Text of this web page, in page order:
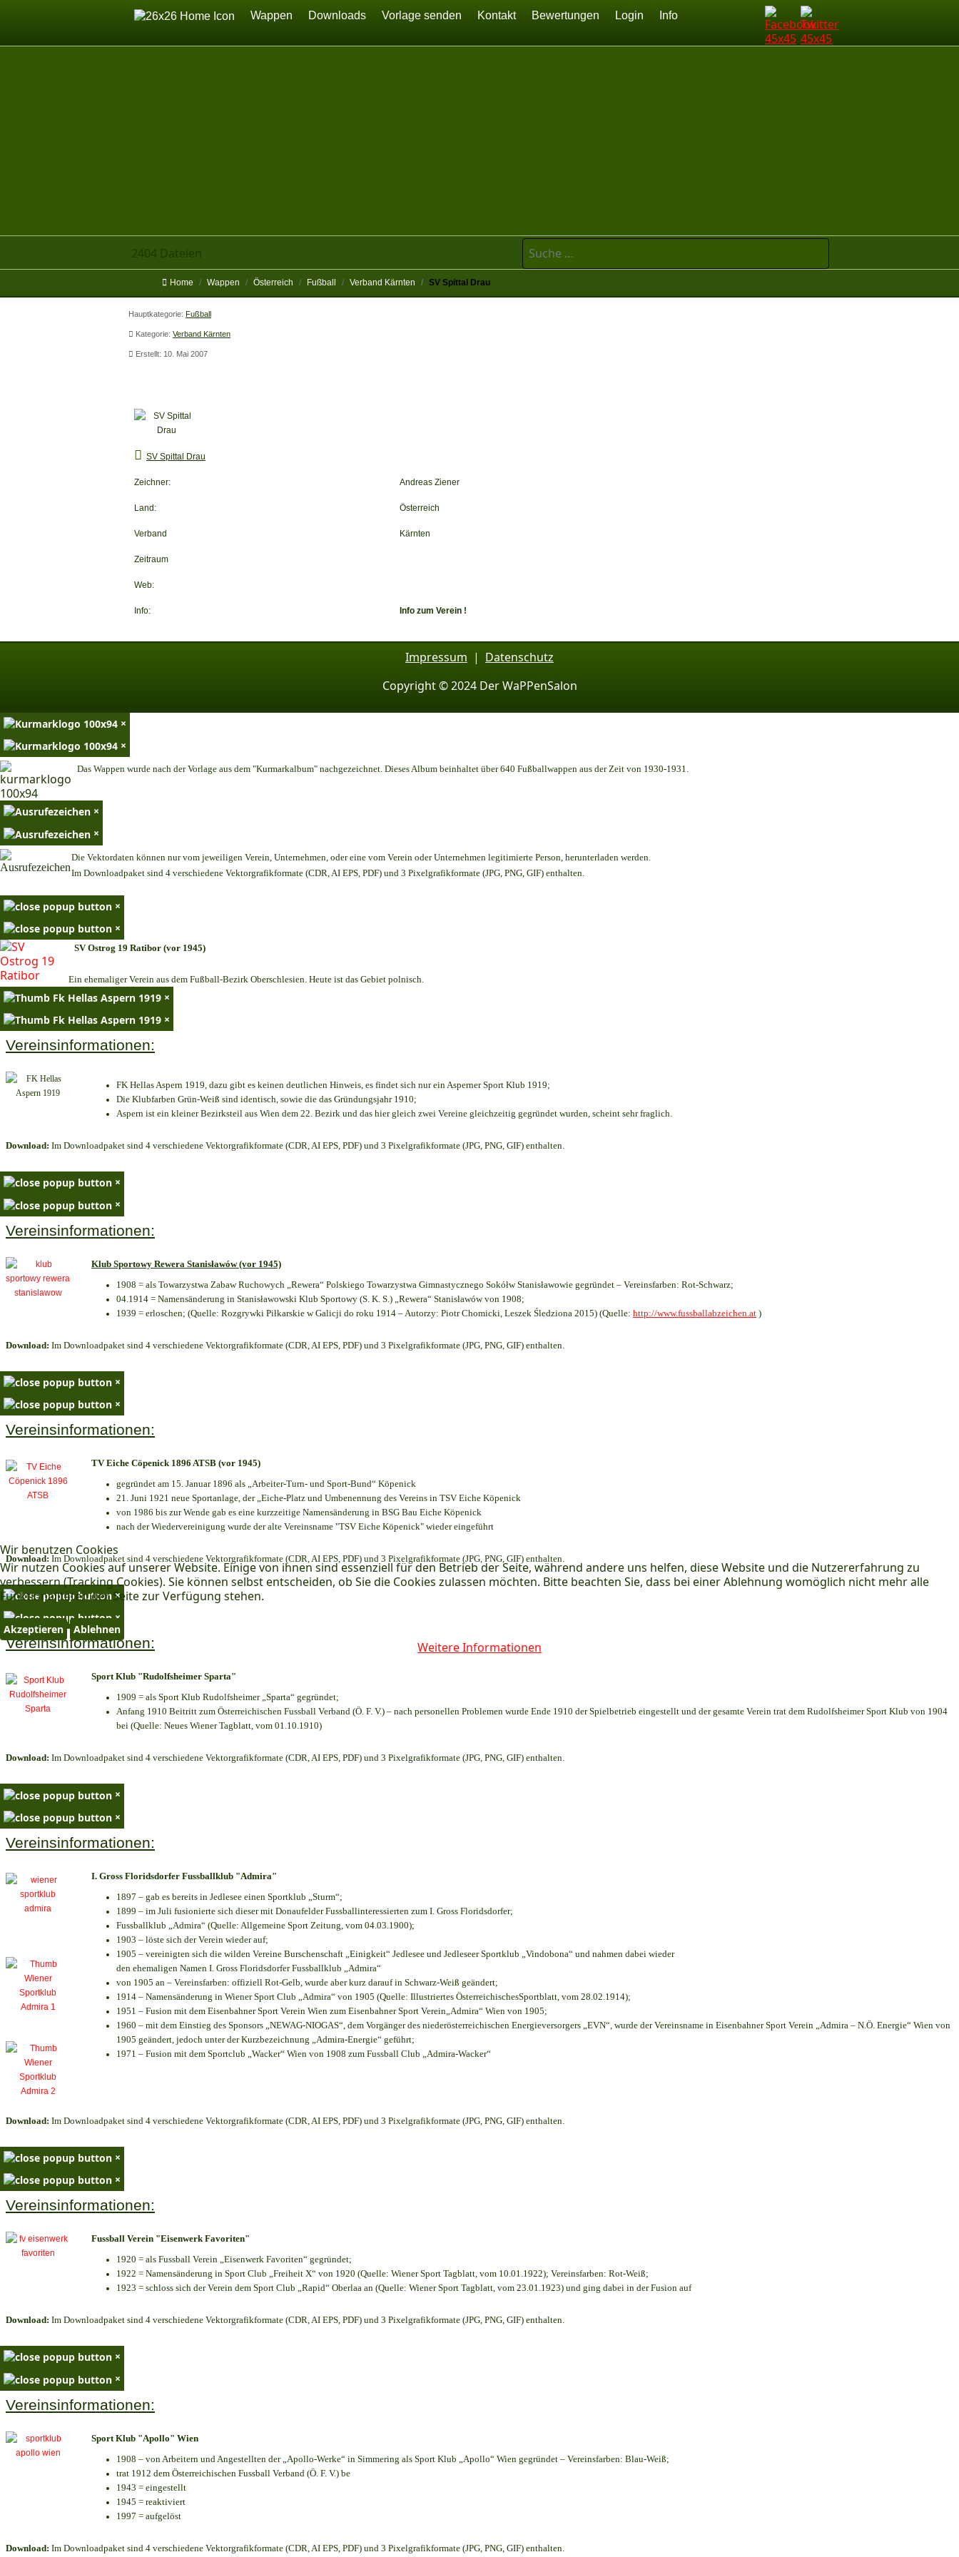
Home
Wappen Downloads Vorlage senden Kontakt Bewertungen Login Info
2404 Dateien
Suchen
Home Wappen Österreich Fußball Verband Kärnten SV Spittal Drau
Hauptkategorie: Fußball
Kategorie: Verband Kärnten
Erstellt: 10. Mai 2007
SV Spittal Drau
Zeichner: Andreas Ziener
Land: Österreich
Verband Kärnten
Zeitraum
Web:
Info: Info zum Verein !
Impressum | Datenschutz
Copyright © 2024 Der WaPPenSalon
Wir benutzen Cookies
Wir nutzen Cookies auf unserer Website. Einige von ihnen sind essenziell für den Betrieb der Seite, während andere uns helfen, diese Website und die Nutzererfahrung zu
verbessern (Tracking Cookies). Sie können selbst entscheiden, ob Sie die Cookies zulassen möchten. Bitte beachten Sie, dass bei einer Ablehnung womöglich nicht mehr alle
Funktionalitäten der Seite zur Verfügung stehen.
Akzeptieren Ablehnen
Weitere Informationen
×
×
Das Wappen wurde nach der Vorlage aus dem "Kurmarkalbum" nachgezeichnet. Dieses Album beinhaltet über 640 Fußballwappen aus der Zeit von 1930-1931.
×
×
Die Vektordaten können nur vom jeweiligen Verein, Unternehmen, oder eine vom Verein oder Unternehmen legitimierte Person, herunterladen werden.
Im Downloadpaket sind 4 verschiedene Vektorgrafikformate (CDR, AI EPS, PDF) und 3 Pixelgrafikformate (JPG, PNG, GIF) enthalten.
×
×
SV Ostrog 19 Ratibor (vor 1945)
Ein ehemaliger Verein aus dem Fußball-Bezirk Oberschlesien. Heute ist das Gebiet polnisch.
×
×
Vereinsinformationen:
FK Hellas Aspern 1919, dazu gibt es keinen deutlichen Hinweis, es findet sich nur ein Asperner Sport Klub 1919;
Die Klubfarben Grün-Weiß sind identisch, sowie die das Gründungsjahr 1910;
Aspern ist ein kleiner Bezirksteil aus Wien dem 22. Bezirk und das hier gleich zwei Vereine gleichzeitig gegründet wurden, scheint sehr fraglich.
Download: Im Downloadpaket sind 4 verschiedene Vektorgrafikformate (CDR, AI EPS, PDF) und 3 Pixelgrafikformate (JPG, PNG, GIF) enthalten.
×
×
Vereinsinformationen:
Klub Sportowy Rewera Stanisławów (vor 1945)
1908 = als Towarzystwa Zabaw Ruchowych „Rewera“ Polskiego Towarzystwa Gimnastycznego Sokółw Stanisławowie gegründet – Vereinsfarben: Rot-Schwarz;
04.1914 = Namensänderung in Stanisławowski Klub Sportowy (S. K. S.) „Rewera“ Stanisławów von 1908;
1939 = erloschen; (Quelle: Rozgrywki Piłkarskie w Galicji do roku 1914 – Autorzy: Piotr Chomicki, Leszek Śledziona 2015) (Quelle: http://www.fussballabzeichen.at )
Download: Im Downloadpaket sind 4 verschiedene Vektorgrafikformate (CDR, AI EPS, PDF) und 3 Pixelgrafikformate (JPG, PNG, GIF) enthalten.
×
×
Vereinsinformationen:
TV Eiche Cöpenick 1896 ATSB (vor 1945)
gegründet am 15. Januar 1896 als „Arbeiter-Turn- und Sport-Bund“ Köpenick
21. Juni 1921 neue Sportanlage, der „Eiche-Platz und Umbenennung des Vereins in TSV Eiche Köpenick
von 1986 bis zur Wende gab es eine kurzzeitige Namensänderung in BSG Bau Eiche Köpenick
nach der Wiedervereinigung wurde der alte Vereinsname "TSV Eiche Köpenick" wieder eingeführt
Download: Im Downloadpaket sind 4 verschiedene Vektorgrafikformate (CDR, AI EPS, PDF) und 3 Pixelgrafikformate (JPG, PNG, GIF) enthalten.
×
×
Vereinsinformationen:
Sport Klub "Rudolfsheimer Sparta"
1909 = als Sport Klub Rudolfsheimer „Sparta“ gegründet;
Anfang 1910 Beitritt zum Österreichischen Fussball Verband (Ö. F. V.) – nach personellen Problemen wurde Ende 1910 der Spielbetrieb eingestellt und der gesamte Verein trat dem Rudolfsheimer Sport Klub von 1904
bei (Quelle: Neues Wiener Tagblatt, vom 01.10.1910)
Download: Im Downloadpaket sind 4 verschiedene Vektorgrafikformate (CDR, AI EPS, PDF) und 3 Pixelgrafikformate (JPG, PNG, GIF) enthalten.
×
×
Vereinsinformationen:
I. Gross Floridsdorfer Fussballklub "Admira"
1897 – gab es bereits in Jedlesee einen Sportklub „Sturm“;
1899 – im Juli fusionierte sich dieser mit Donaufelder Fussballinteressierten zum I. Gross Floridsdorfer;
Fussballklub „Admira“ (Quelle: Allgemeine Sport Zeitung, vom 04.03.1900);
1903 – löste sich der Verein wieder auf;
1905 – vereinigten sich die wilden Vereine Burschenschaft „Einigkeit“ Jedlesee und Jedleseer Sportklub „Vindobona“ und nahmen dabei wieder
den ehemaligen Namen I. Gross Floridsdorfer Fussballklub „Admira“
von 1905 an – Vereinsfarben: offiziell Rot-Gelb, wurde aber kurz darauf in Schwarz-Weiß geändert;
1914 – Namensänderung in Wiener Sport Club „Admira“ von 1905 (Quelle: Illustriertes ÖsterreichischesSportblatt, vom 28.02.1914);
1951 – Fusion mit dem Eisenbahner Sport Verein Wien zum Eisenbahner Sport Verein„Admira“ Wien von 1905;
1960 – mit dem Einstieg des Sponsors „NEWAG-NIOGAS“, dem Vorgänger des niederösterreichischen Energieversorgers „EVN“, wurde der Vereinsname in Eisenbahner Sport Verein „Admira – N.Ö. Energie“ Wien von
1905 geändert, jedoch unter der Kurzbezeichnung „Admira-Energie“ geführt;
1971 – Fusion mit dem Sportclub „Wacker“ Wien von 1908 zum Fussball Club „Admira-Wacker“
Download: Im Downloadpaket sind 4 verschiedene Vektorgrafikformate (CDR, AI EPS, PDF) und 3 Pixelgrafikformate (JPG, PNG, GIF) enthalten.
×
×
Vereinsinformationen:
Fussball Verein "Eisenwerk Favoriten"
1920 = als Fussball Verein „Eisenwerk Favoriten“ gegründet;
1922 = Namensänderung in Sport Club „Freiheit X“ von 1920 (Quelle: Wiener Sport Tagblatt, vom 10.01.1922); Vereinsfarben: Rot-Weiß;
1923 = schloss sich der Verein dem Sport Club „Rapid“ Oberlaa an (Quelle: Wiener Sport Tagblatt, vom 23.01.1923) und ging dabei in der Fusion auf
Download: Im Downloadpaket sind 4 verschiedene Vektorgrafikformate (CDR, AI EPS, PDF) und 3 Pixelgrafikformate (JPG, PNG, GIF) enthalten.
×
×
Vereinsinformationen:
Sport Klub "Apollo" Wien
1908 – von Arbeitern und Angestellten der „Apollo-Werke“ in Simmering als Sport Klub „Apollo“ Wien gegründet – Vereinsfarben: Blau-Weiß;
trat 1912 dem Österreichischen Fussball Verband (Ö. F. V.) be
1943 = eingestellt
1945 = reaktiviert
1997 = aufgelöst
Download: Im Downloadpaket sind 4 verschiedene Vektorgrafikformate (CDR, AI EPS, PDF) und 3 Pixelgrafikformate (JPG, PNG, GIF) enthalten.